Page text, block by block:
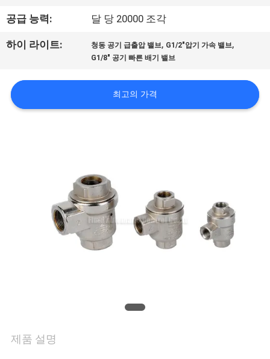
공
여
세
공급 능력: 달 당 20000 조각
하이 라이트: 청동 공기 급출압 밸브, G1/2"압기 가속 밸브,
G1/8" 공기 빠른 배기 밸브
최고의 가격
제품 설명